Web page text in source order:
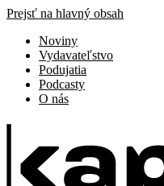
Prejsť na hlavný obsah
Noviny
Vydavateľstvo
Podujatia
Podcasty
O nás